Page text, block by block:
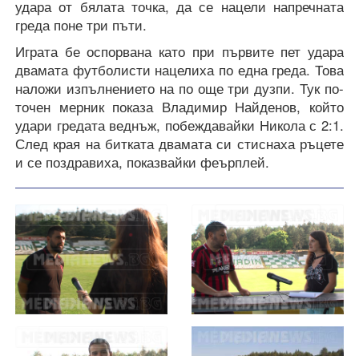
удара от бялата точка, да се нацели напречната
греда поне три пъти.
Играта бе оспорвана като при първите пет удара
двамата футболисти нацелиха по една греда. Това
наложи изпълнението на по още три дузпи. Тук по-
точен мерник показа Владимир Найденов, който
удари гредата веднъж, побеждавайки Никола с 2:1.
След края на битката двамата си стиснаха ръцете
и се поздравиха, показвайки феърплей.